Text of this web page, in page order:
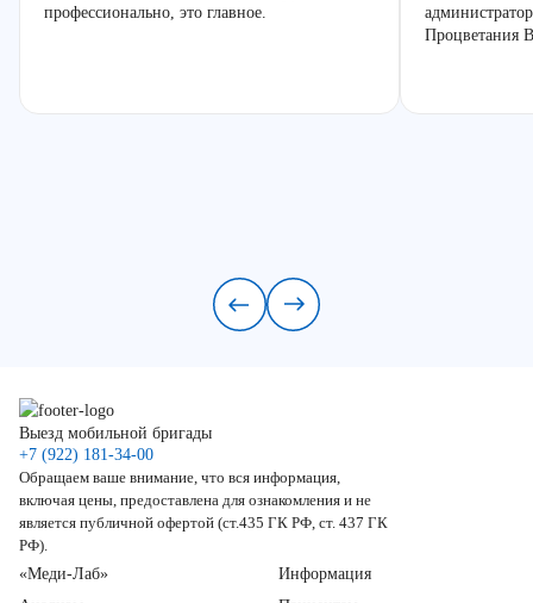
профессионально, это главное.
Выезд мобильной бригады
+7 (922) 181-34-00
Обращаем ваше внимание, что вся информация,
включая цены, предоставлена для ознакомления и не
является публичной офертой (ст.435 ГК РФ, ст. 437 ГК
РФ).
«Меди-Лаб»
Информация